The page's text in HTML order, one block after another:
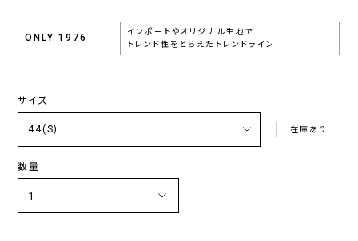
ONLY 1976
インポートやオリジナル生地で
トレンド性をとらえたトレンドライン
サイズ
在庫あり
数量